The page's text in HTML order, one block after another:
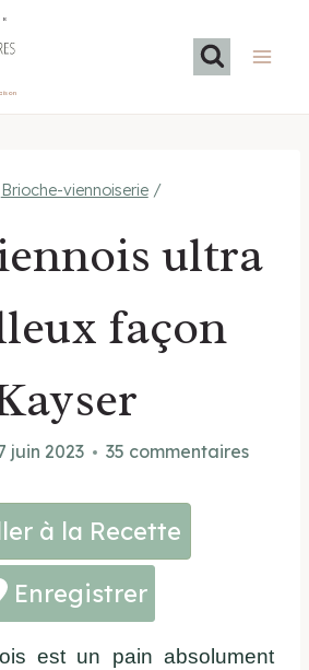
Brioche-viennoiserie /
ultra
façon
juin 2023 35 commentaires
à la Recette
Enregistrer
est un pain absolument